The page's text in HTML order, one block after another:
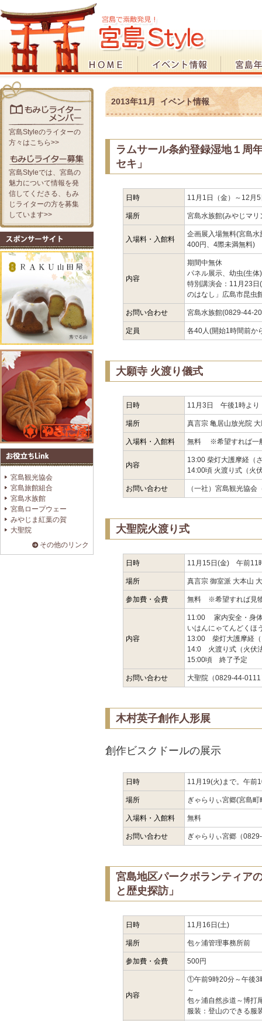
2013年11月 イベント情報
ラムサール条約登録湿地１周
セキ」
日時 11月1日（金）～12月
場所 宮島水族館(みやじマ
入場料・入館料
企画展入場無料(宮島
400円、4際未満無料)
内容
期間中無休
パネル展示、幼虫(生体
特別講演会：11月23
のはなし」広島市昆虫
お問い合わせ 宮島水族館(0829-44-
定員 各40人(開始1時間前か
大願寺 火渡り儀式
日時 11月3日 午後1時より
場所 真言宗 亀居山放光院
入場料・入館料 無料 ※希望すれば一
内容
13:00 柴灯大護摩経（
14:00頃 火渡り式（火
お問い合わせ （一社）宮島観光協
大聖院火渡り式
日時 11月15日(金) 午前11
場所 真言宗 御室派 大本山
参加費・会費 無料 ※希望すれば見
内容
11:00 家内安全・身体
いはんにゃてんどくほ
13:00 柴灯大護摩経（
14:0 火渡り式（火伏
15:00頃 終了予定
お問い合わせ 大聖院（0829-44-0111
木村英子創作人形展
創作ビスクドールの展示
日時 11月19(火)まで。午前
場所 ぎゃらりぃ宮郷(宮島町
入場料・入館料 無料
お問い合わせ ぎゃらりぃ宮郷（
宮島地区パークボランティア
と歴史探訪」
日時 11月16日(土)
場所 包ヶ浦管理事務所前
参加費・会費 500円
内容
①午前9時20分～午後3
～
包ヶ浦自然歩道～博打
服装：登山のできる服
宮島Styleのライターの
方々はこちら>>
宮島Styleでは、宮島の
魅力について情報を発
信してくださる、もみ
じライターの方を募集
しています>>
宮島観光協会
宮島旅館組合
宮島水族館
宮島ロープウェー
みやじま紅葉の賀
大聖院
その他のリンク